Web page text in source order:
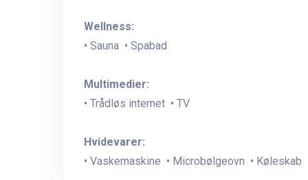
Wellness:
• Sauna • Spabad
Multimedier:
• Trådløs internet • TV
Hvidevarer:
• Vaskemaskine • Microbølgeovn •